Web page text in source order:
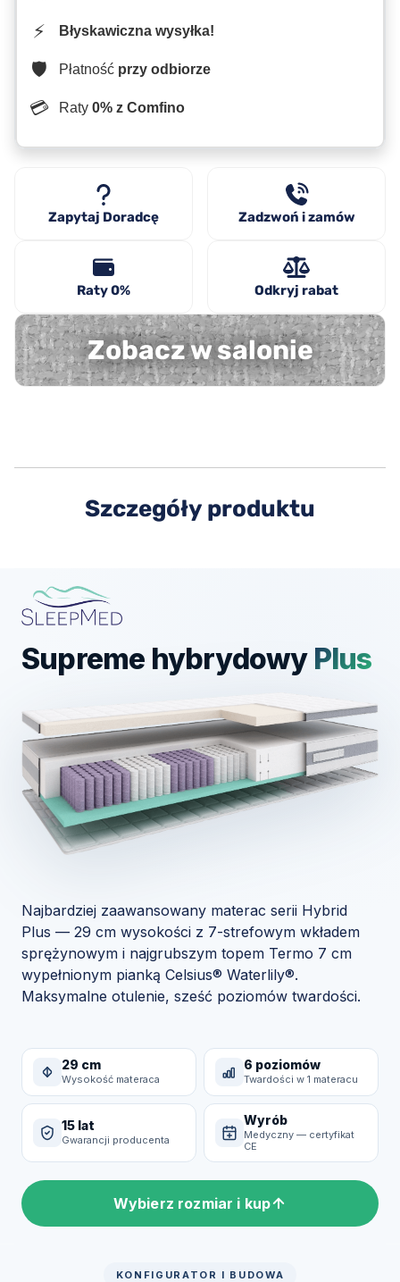
⚡ Błyskawiczna wysyłka!
🛡️ Płatność przy odbiorze
💳 Raty 0% z Comfino
Zapytaj Doradcę Zadzwoń i zamów
Raty 0% Odkryj rabat
Zobacz w salonie
Szczegóły produktu
Supreme hybrydowy Plus
Najbardziej zaawansowany materac serii Hybrid
Plus — 29 cm wysokości z 7-strefowym wkładem
sprężynowym i najgrubszym topem Termo 7 cm
wypełnionym pianką Celsius® Waterlily®.
Maksymalne otulenie, sześć poziomów twardości.
29 cm
Wysokość materaca
6 poziomów
Twardości w 1 materacu
15 lat
Gwarancji producenta
Wyrób
Medyczny — certyfikat
CE
Wybierz rozmiar i kup
KONFIGURATOR I BUDOWA